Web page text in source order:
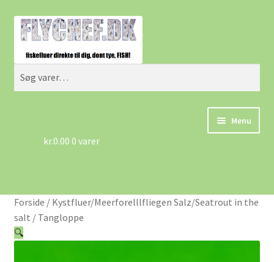
Spring
til
navigation
Spring
til
indhold
efter:
Søg
Menu
Cart
kr.0.00 0 varer
Forside / Kystfluer/Meerforelllfliegen Salz/Seatrout in the
salt / Tangloppe
🔍